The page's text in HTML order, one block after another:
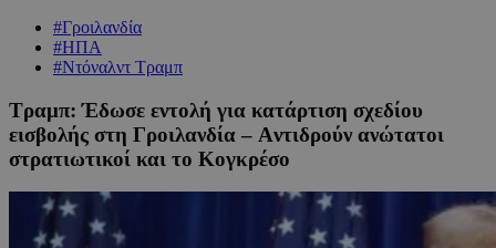
#Γροιλανδία
#ΗΠΑ
#Ντόναλντ Τραμπ
Τραμπ: Έδωσε εντολή για κατάρτιση σχεδίου
εισβολής στη Γροιλανδία – Aντιδρούν ανώτατοι
στρατιωτικοί και το Κογκρέσο